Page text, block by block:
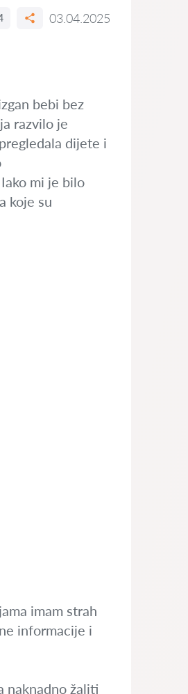
03.04.2025
bebi bez
razvilo je
dijete i
mi je bilo
koje su
imam strah
informacije i
naknadno žaliti